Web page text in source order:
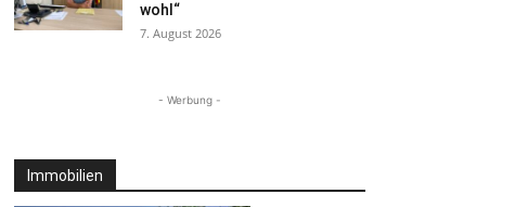
wohl“
7. August 2026
- Werbung -
Immobilien